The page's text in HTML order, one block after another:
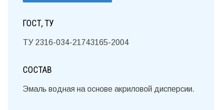
ГОСТ, ТУ
ТУ 2316-034-21743165-2004
СОСТАВ
Эмаль водная на основе акриловой дисперсии.